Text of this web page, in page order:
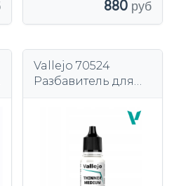
880
Vallejo 70524
Разбавитель для